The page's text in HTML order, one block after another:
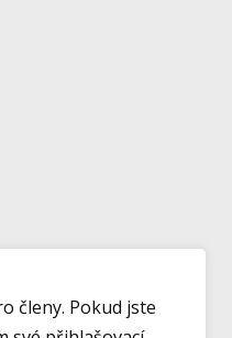
členy. Pokud jste